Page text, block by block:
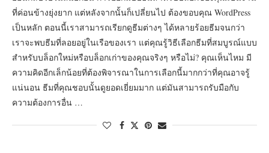
ที่ค่อนข้างยุ่งยาก แต่หลังจากนั้นก็เปลี่ยนไป ต้องขอบคุณ WordPress
เป็นหลัก ตอนนี้เราสามารถเรียกดูธีมต่างๆ ได้หลายร้อยธีมจนกว่า
เราจะพบธีมที่ลอยอยู่ในเรือของเรา แต่คุณรู้วิธีเลือกธีมที่สมบูรณ์แบบ
สำหรับบล็อกใหม่หรือบล็อกเก่าของคุณจริงๆ หรือไม่? คุณเห็นไหม มี
ความคิดอีกเล็กน้อยที่ต้องพิจารณาในการเลือกนี้มากกว่าที่คุณอาจรู้
แน่นอน ธีมที่คุณชอบนั้นดูยอดเยี่ยมมาก แต่มันสามารถรับมือกับ
ความต้องการอื่น …